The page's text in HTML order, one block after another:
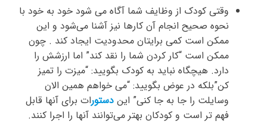
وقتی کودک از وظایف شما آگاه می شود خود به خود با
نحوه صحیح انجام آن کارها نیز آشنا می‌شود و این
ممکن است کمی برایتان محدودیت ایجاد کند . چون
ممکن است “کار کردن شما را نقد کند” اما ارزشش را
دارد. هیچگاه نباید به کودک بگویید: “میزت را تمیز
کن”بلکه در عوض بگویید: “می خواهم همین الان
وسایلت را جا به جا کنی” این دستورات برای آنها قابل
فهم تر است و کودکان بهتر می‌توانند آنها را اجرا کنند.